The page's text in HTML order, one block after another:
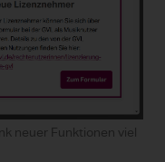
neuer Funktionen viel